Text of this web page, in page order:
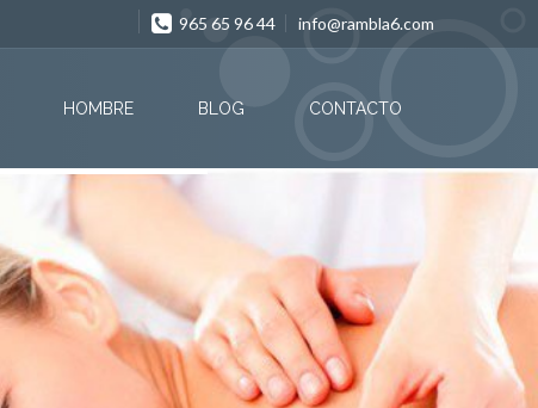
965 65 96 44 info@rambla6.com
HOMBRE BLOG CONTACTO